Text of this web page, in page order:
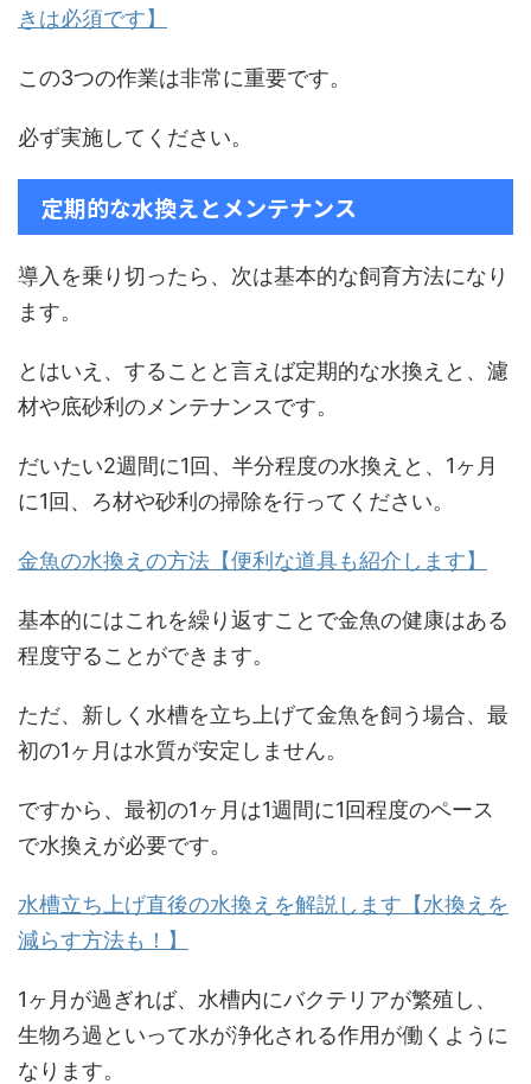
きは必須です】
この3つの作業は非常に重要です。
必ず実施してください。
定期的な水換えとメンテナンス
導入を乗り切ったら、次は基本的な飼育方法になり
ます。
とはいえ、することと言えば定期的な水換えと、濾
材や底砂利のメンテナンスです。
だいたい2週間に1回、半分程度の水換えと、1ヶ月
に1回、ろ材や砂利の掃除を行ってください。
金魚の水換えの方法【便利な道具も紹介します】
基本的にはこれを繰り返すことで金魚の健康はある
程度守ることができます。
ただ、新しく水槽を立ち上げて金魚を飼う場合、最
初の1ヶ月は水質が安定しません。
ですから、最初の1ヶ月は1週間に1回程度のペース
で水換えが必要です。
水槽立ち上げ直後の水換えを解説します【水換えを
減らす方法も！】
1ヶ月が過ぎれば、水槽内にバクテリアが繁殖し、
生物ろ過といって水が浄化される作用が働くように
なります。